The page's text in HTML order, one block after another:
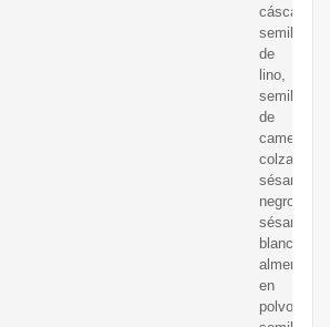
cáscara,
semillas
de
lino,
semillas
de
camelia,
colza,
sésamo
negro,
sésamo
blanco,
almendra
en
polvo,